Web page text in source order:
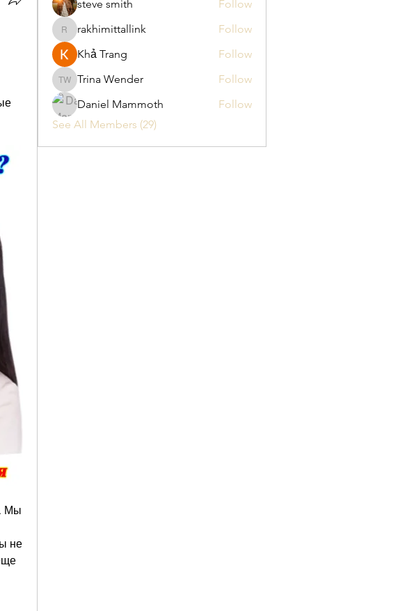
Мы
не
steve smith Follow
rakhimittallink
rakhimittallink
Follow
Khả Trang
Follow
Trina Wender
Trina Wender
Follow
Daniel Mammoth
Follow
See All Members (29)